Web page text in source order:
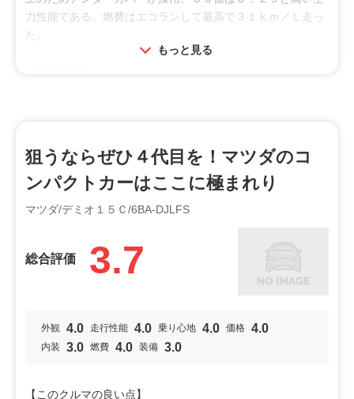
力性能である。燃費はエコランして最高で３１ｋｍ／Ｌ走っ
た。
０切った。高速ではやはりスカイアクティブドライブ搭載車
のほうがいい数値が出る。４代目デミオ１．３で２４〜２５
また４−２−１エキゾーストは既存の車体には収まらず４−１
ングとしたためレブリミットが低いためパワー・トルクが犠
牲となっている。そのため高速ではやはり旧来のＣＶＴと相
投稿日：2024年02月18日
利用シーン
もっと見る
狙うならぜひ４代目を！マツダのコ
ンパクトカーはここに極まれり
マツダ/デミオ１５Ｃ/6BA-DJLFS
総合評価 3.7
外観 4.0 走行性能 4.0 乗り心地 4.0 価格 4.0
内装 3.0 燃費 4.0 装備 3.0
【このクルマの良い点】